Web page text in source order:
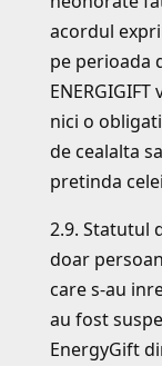
acordul
pe perioada
nici o
de cealalta
pretinda
2.9. Statutul
doar
care s-au
au fost
EnergyGift